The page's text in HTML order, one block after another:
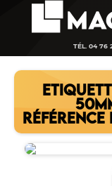
TÉL. 04 76